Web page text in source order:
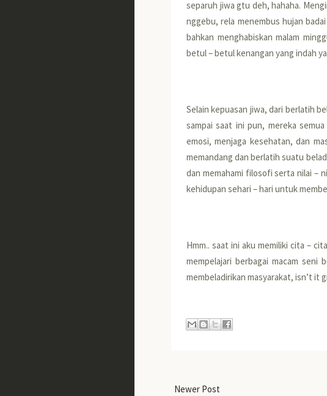
separuh jiwa gtu deh, hahaha.
nggebu, rela menembus hujan
bahkan menghabiskan malam
betul – betul kenangan yang indah
Selain kepuasan jiwa, dari berlatih
sampai saat ini pun, mereka
emosi, menjaga kesehatan, dan
memandang dan berlatih suatu
dan memahami filosofi serta nilai –
kehidupan sehari – hari untuk
Hmm.. saat ini aku memiliki cita –
mempelajari berbagai macam seni
membeladirikan masyarakat, isn’t it
Newer Post